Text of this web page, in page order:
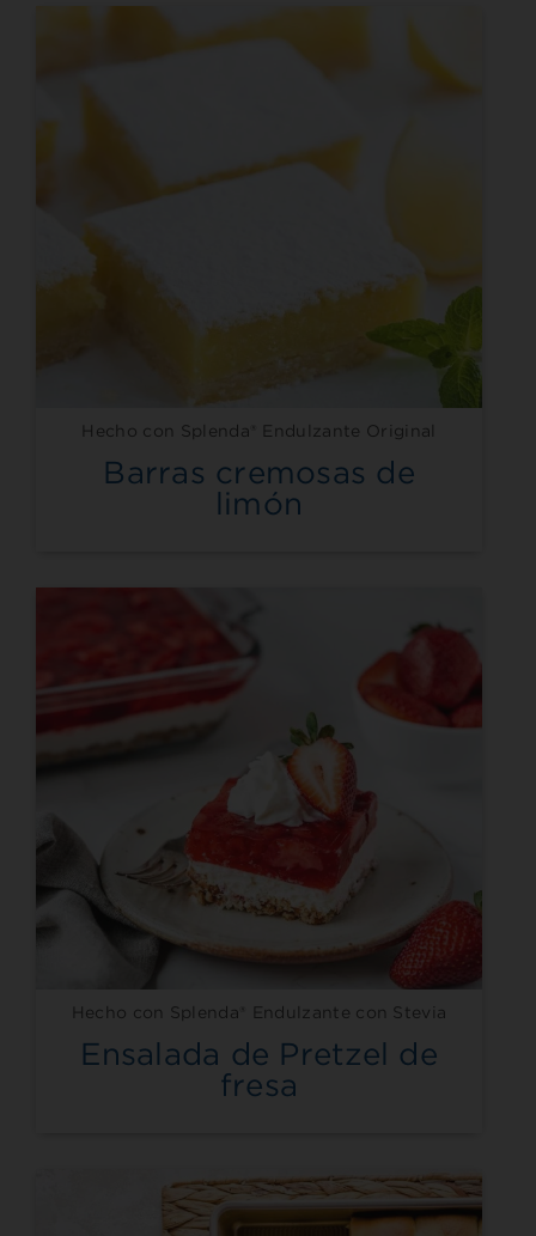
Hecho con Splenda® Endulzante Original
Barras cremosas de
limón
Hecho con Splenda® Endulzante con Stevia
Ensalada de Pretzel de
fresa